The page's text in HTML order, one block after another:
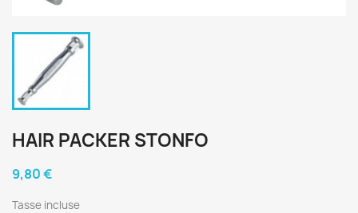
HAIR PACKER STONFO
9,80 €
Tasse incluse